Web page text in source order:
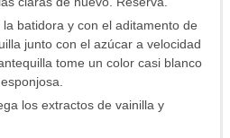
batidora y con el aditamento de
junto con el azúcar a velocidad
tome un color casi blanco
los extractos de vainilla y